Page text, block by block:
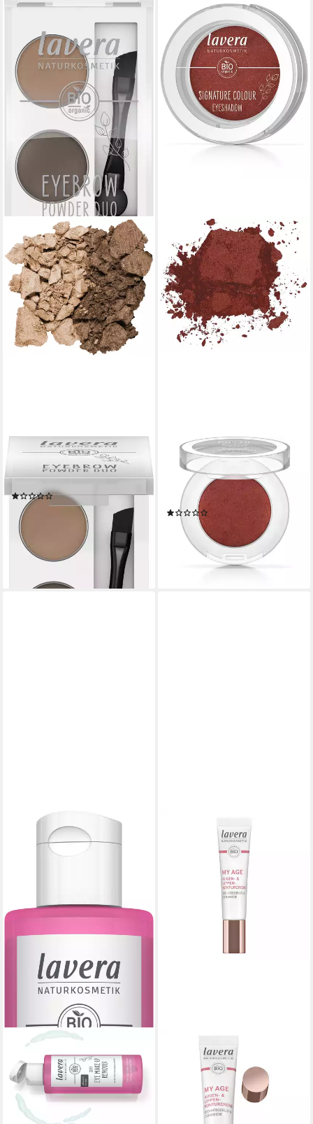
LAVERA
Augenbrauen-Farbe Eyebrow
Powder Duo
(1)
7,69 €
(480,63 €/ 100 g)
leider ausverkauft
LAVERA
Lidschatten Signature Colour
Eyeshadow -Black Obsidian
03-
(1)
5,49 €
(2.745,00 €/ 1 kg)
lieferbar - in 3-4 Werktagen bei dir
LAVERA
Make-up-Entferner Soft Eye
Make-up Remover, 1-tlg.
5,99 €
(59,90 €/ 1 l)
lieferbar - in 3-4 Werktagen bei dir